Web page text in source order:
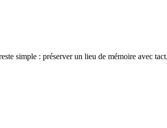
simple : préserver un lieu de mémoire avec